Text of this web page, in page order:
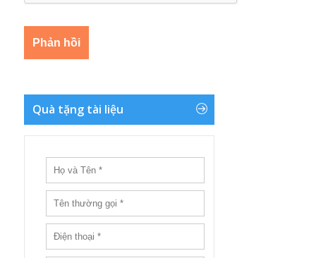
Quà tặng tài liệu